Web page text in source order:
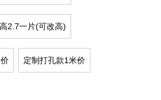
2.7一片(可改高)
定制打孔款1米价